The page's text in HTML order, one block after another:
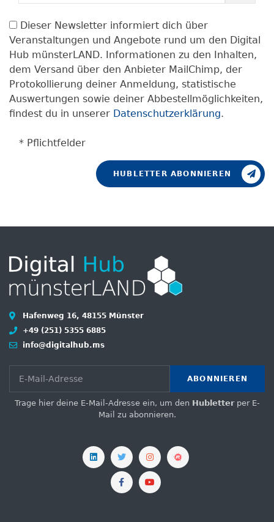
Dieser Newsletter informiert dich über
Veranstaltungen und Angebote rund um den Digital
Hub münsterLAND. Informationen zu den Inhalten,
dem Versand über den Anbieter MailChimp, der
Protokollierung deiner Anmeldung, statistische
Auswertungen sowie deiner Abbestellmöglichkeiten,
findest du in unserer Datenschutzerklärung.
* Pflichtfelder
HUBLETTER ABONNIEREN
Hafenweg 16, 48155 Münster
+49 (251) 5355 6885
info@digitalhub.ms
ABONNIEREN
Trage hier deine E-Mail-Adresse ein, um den Hubletterper E-
Mail zu abonnieren.